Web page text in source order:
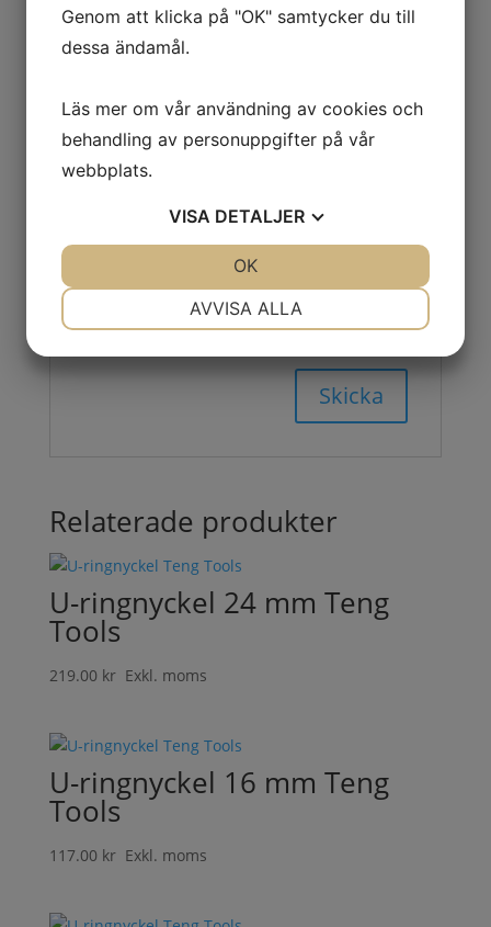
Namn *
Spara mitt namn, min e-postadress och
webbplats i denna webbläsare till nästa
Relaterade produkter
U-ringnyckel 24 mm Teng
Tools
219.00 krExkl. moms
U-ringnyckel 16 mm Teng
Tools
117.00 krExkl. moms
Genom att klicka på "OK" samtycker du till
dessa ändamål.
Läs mer om vår användning av cookies och
behandling av personuppgifter på vår
webbplats.
VISA DETALJER
STATISTIK
AVVISA ALLA
OK